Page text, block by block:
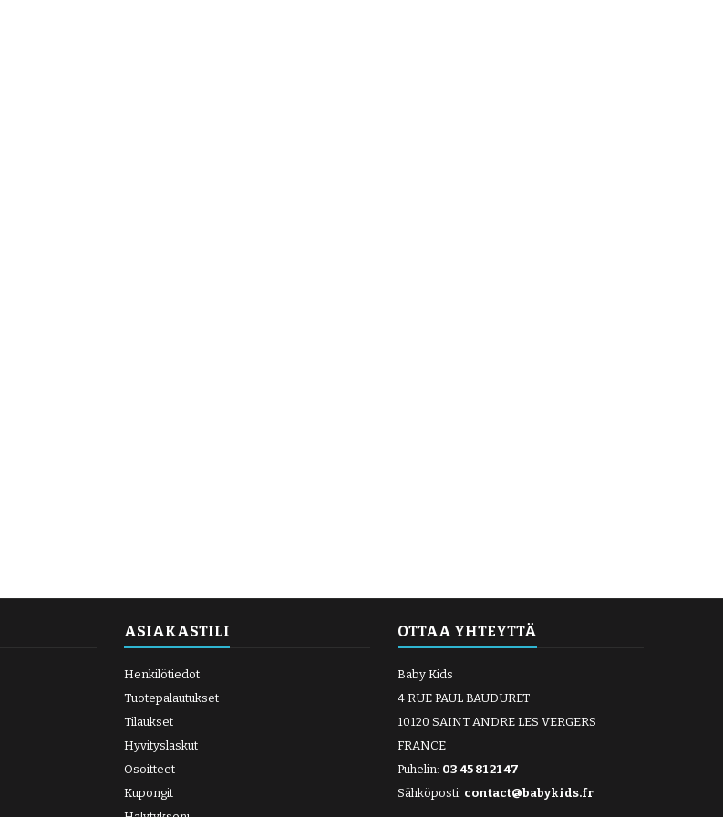
ASIAKASTILI
Henkilötiedot
Tuotepalautukset
Tilaukset
Hyvityslaskut
Osoitteet
Kupongit
OTTAA YHTEYTTÄ
Baby Kids
4 RUE PAUL BAUDURET
10120 SAINT ANDRE LES VERGERS
FRANCE
Puhelin: 03 45 81 21 47
Sähköposti: contact@babykids.fr